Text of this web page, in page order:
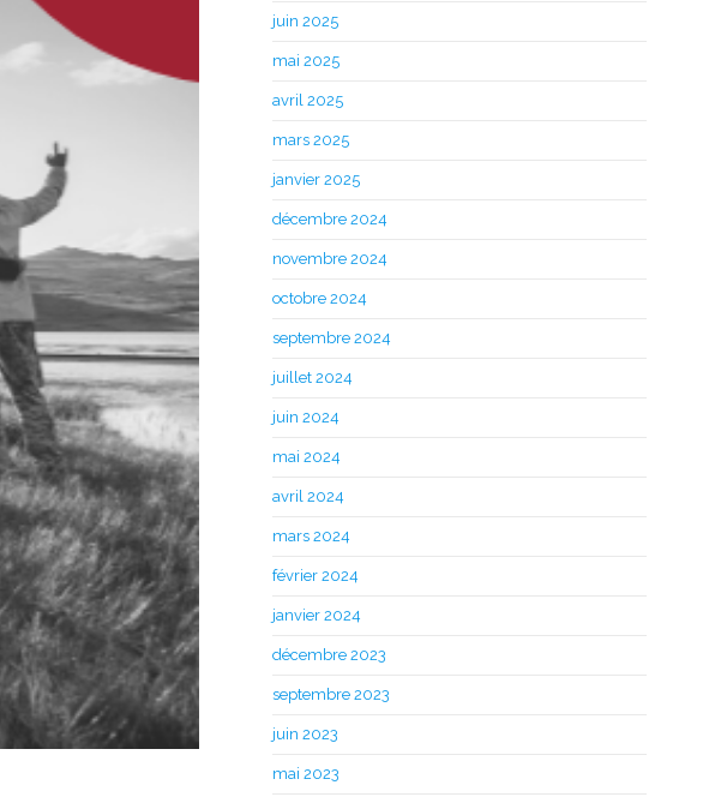
juin 2025
mai 2025
avril 2025
mars 2025
janvier 2025
décembre 2024
novembre 2024
octobre 2024
septembre 2024
juillet 2024
juin 2024
mai 2024
avril 2024
mars 2024
février 2024
janvier 2024
décembre 2023
septembre 2023
juin 2023
mai 2023